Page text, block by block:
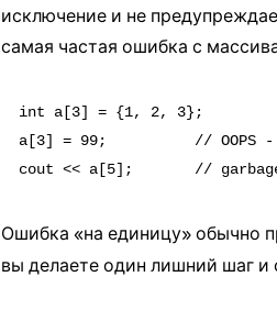
исключение и не
самая частая ошибка с
int a[3] = {1, 2, 3};
a[3] = 99;          // OOPS
Ошибка «на единицу» обычно
вы делаете один лишний шаг и